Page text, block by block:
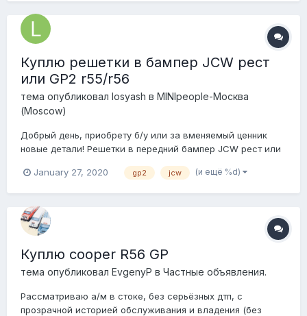
Куплю решетки в бампер JCW рест
или GP2 r55/r56
тема опубликовал losyash в MINIpeople-Москва
(Moscow)
Добрый день, приобрету б/у или за вменяемый ценник
новые детали! Решетки в передний бампер JCW рест или
правая ) , 7 ( левая и правая ) , 9 , 11 , 12 , 13 , 14 .
January 27, 2020 gp2 jcw (и ещё %d)
Куплю cooper R56 GP
тема опубликовал EvgenyP в Частные объявления.
Рассматриваю а/м в стоке, без серьёзных дтп, с
прозрачной историей обслуживания и владения (без